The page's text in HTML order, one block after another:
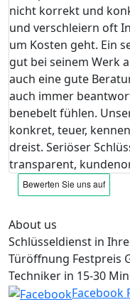
nicht korrekt und
und verschleiern oft
um Kosten geht. Ein
gut bei seinem Werk
auch eine gute
auch immer
benebelt fühlen.
konkret, teuer,
dreist. Seriöser
transparent,
About us
Schlüsseldienst in
Türöffnung Festpreis
Techniker in 15-30
Facebook